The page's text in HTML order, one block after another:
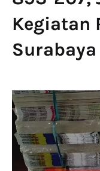
Kegiatan
Surabaya